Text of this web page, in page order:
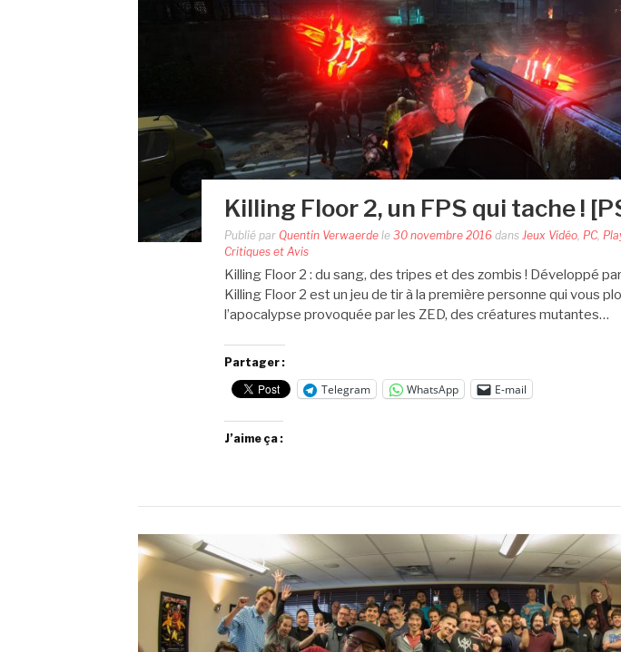
Killing Floor 2, un FPS qui tache !
Publié par Quentin Verwaerde le 30 novembre 2016 dans Jeux Vidéo PC,
Critiques et Avis
Killing Floor 2 : du sang, des tripes et des zombis ! Développé
Killing Floor 2 est un jeu de tir à la première personne qui vous
l’apocalypse provoquée par les ZED, des créatures mutantes…
Partager :
Telegram WhatsApp E-mail
J’aime ça :